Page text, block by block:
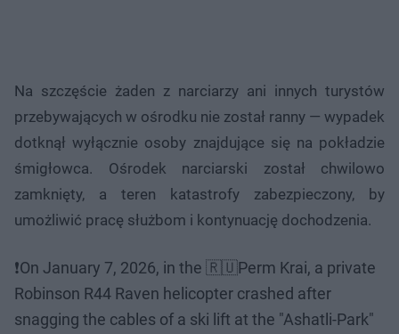
Na szczęście żaden z narciarzy ani innych turystów
przebywających w ośrodku nie został ranny — wypadek
dotknął wyłącznie osoby znajdujące się na pokładzie
śmigłowca. Ośrodek narciarski został chwilowo
zamknięty, a teren katastrofy zabezpieczony, by
umożliwić pracę służbom i kontynuację dochodzenia.
❗️On January 7, 2026, in the 🇷🇺Perm Krai, a private
Robinson R44 Raven helicopter crashed after
snagging the cables of a ski lift at the "Ashatli-Park"